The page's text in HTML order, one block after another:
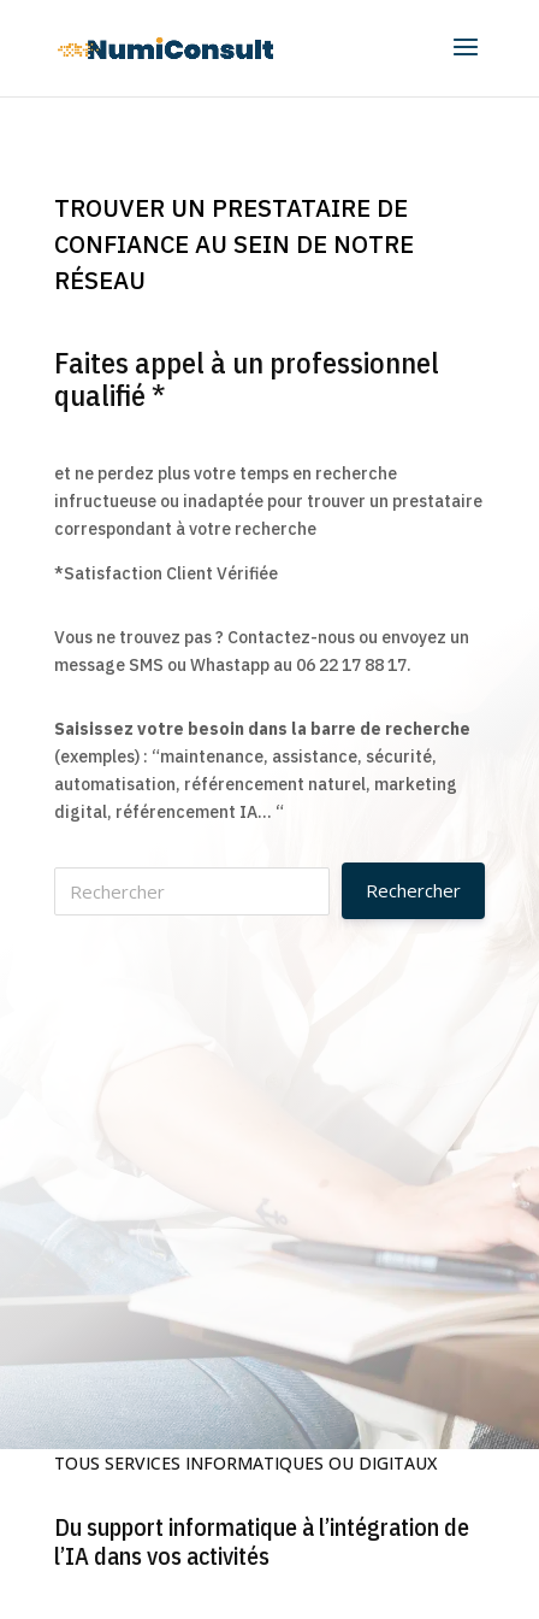
TROUVER UN PRESTATAIRE DE
CONFIANCE AU SEIN DE NOTRE
RÉSEAU
Faites appel à un professionnel
qualifié *
et ne perdez plus votre temps en recherche
infructueuse ou inadaptée pour trouver un prestataire
correspondant à votre recherche
*Satisfaction Client Vérifiée
Vous ne trouvez pas ? Contactez-nous ou envoyez un
message SMS ou Whastapp au 06 22 17 88 17.
Saisissez votre besoin dans la barre de recherche
(exemples) : “maintenance, assistance, sécurité,
automatisation, référencement naturel, marketing
digital, référencement IA… “
TOUS SERVICES INFORMATIQUES OU DIGITAUX
Du support informatique à l’intégration de
l’IA dans vos activités